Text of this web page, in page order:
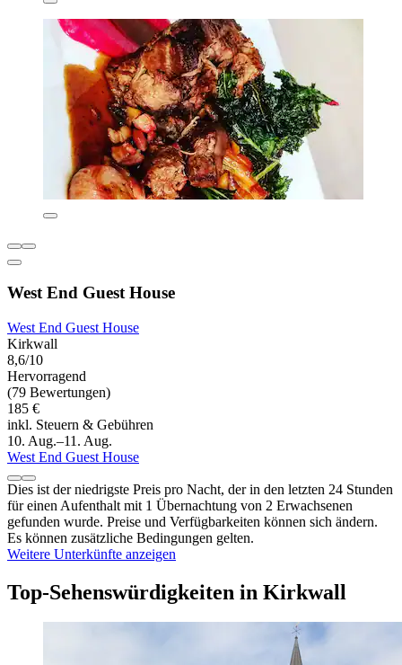
West End Guest House
West End Guest House
Kirkwall
8,6/10
Hervorragend
(79 Bewertungen)
185 €
inkl. Steuern & Gebühren
10. Aug.–11. Aug.
West End Guest House
Dies ist der niedrigste Preis pro Nacht, der in den letzten 24 Stunden
für einen Aufenthalt mit 1 Übernachtung von 2 Erwachsenen
gefunden wurde. Preise und Verfügbarkeiten können sich ändern.
Es können zusätzliche Bedingungen gelten.
Weitere Unterkünfte anzeigen
Top-Sehenswürdigkeiten in Kirkwall